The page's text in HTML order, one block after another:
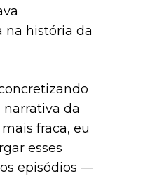
na história da
da
fraca, eu
esses
episódios —